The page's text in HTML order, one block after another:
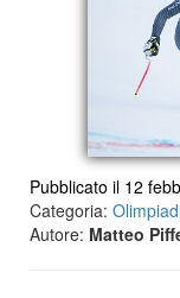
Pubblicato il 12
Categoria:
Autore: Matteo